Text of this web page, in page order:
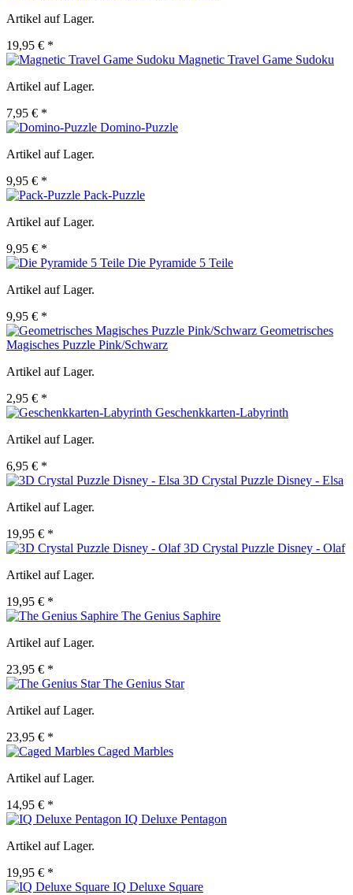
Artikel auf Lager.
19,95 € *
Magnetic Travel Game Sudoku
Artikel auf Lager.
7,95 € *
Domino-Puzzle
Artikel auf Lager.
9,95 € *
Pack-Puzzle
Artikel auf Lager.
9,95 € *
Die Pyramide 5 Teile
Artikel auf Lager.
9,95 € *
Geometrisches
Magisches Puzzle Pink/Schwarz
Artikel auf Lager.
2,95 € *
Geschenkkarten-Labyrinth
Artikel auf Lager.
6,95 € *
3D Crystal Puzzle Disney - Elsa
Artikel auf Lager.
19,95 € *
3D Crystal Puzzle Disney - Olaf
Artikel auf Lager.
19,95 € *
The Genius Saphire
Artikel auf Lager.
23,95 € *
The Genius Star
Artikel auf Lager.
23,95 € *
Caged Marbles
Artikel auf Lager.
14,95 € *
IQ Deluxe Pentagon
Artikel auf Lager.
19,95 € *
IQ Deluxe Square